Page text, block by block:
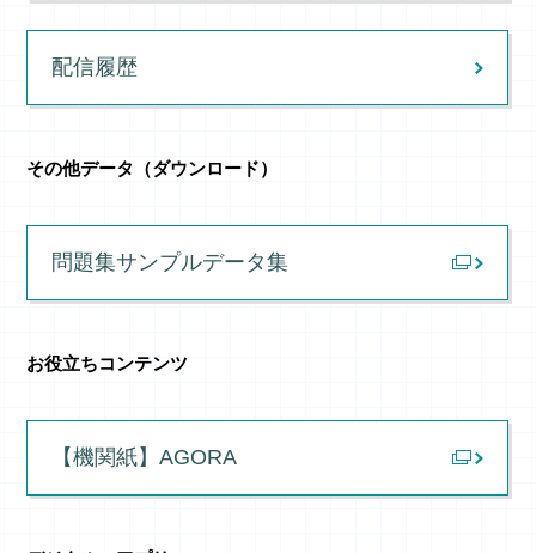
配信履歴
その他データ（ダウンロード）
問題集サンプルデータ集
お役立ちコンテンツ
【機関紙】AGORA